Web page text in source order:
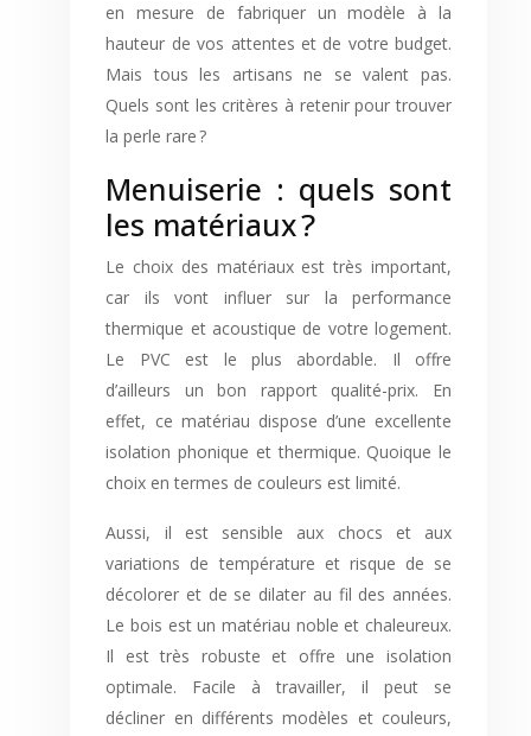
en mesure de fabriquer un modèle à la
hauteur de vos attentes et de votre budget.
Mais tous les artisans ne se valent pas.
Quels sont les critères à retenir pour trouver
la perle rare ?
Menuiserie : quels sont
les matériaux ?
Le choix des matériaux est très important,
car ils vont influer sur la performance
thermique et acoustique de votre logement.
Le PVC est le plus abordable. Il offre
d’ailleurs un bon rapport qualité-prix. En
effet, ce matériau dispose d’une excellente
isolation phonique et thermique. Quoique le
choix en termes de couleurs est limité.
Aussi, il est sensible aux chocs et aux
variations de température et risque de se
décolorer et de se dilater au fil des années.
Le bois est un matériau noble et chaleureux.
Il est très robuste et offre une isolation
optimale. Facile à travailler, il peut se
décliner en différents modèles et couleurs,